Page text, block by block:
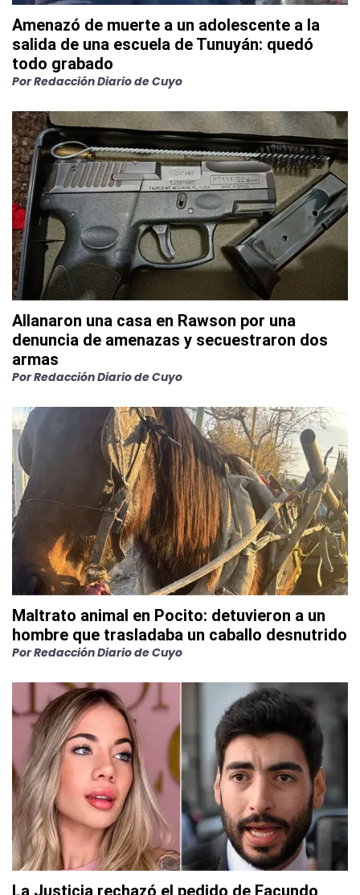
Amenazó de muerte a un adolescente a la
salida de una escuela de Tunuyán: quedó
todo grabado
PorRedacción Diario de Cuyo
Allanaron una casa en Rawson por una
denuncia de amenazas y secuestraron dos
armas
PorRedacción Diario de Cuyo
Maltrato animal en Pocito: detuvieron a un
hombre que trasladaba un caballo desnutrido
PorRedacción Diario de Cuyo
La Justicia rechazó el pedido de Facundo